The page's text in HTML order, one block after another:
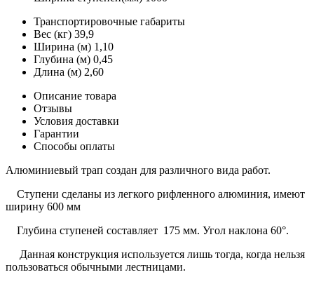
Транспортировочные габариты
Вес (кг) 39,9
Ширина (м) 1,10
Глубина (м) 0,45
Длина (м) 2,60
Описание товара
Отзывы
Условия доставки
Гарантии
Способы оплаты
Алюминиевый трап создан для различного вида работ.
Ступени сделаны из легкого рифленного алюминия, имеют
ширину 600 мм
Глубина ступеней составляет 175 мм. Угол наклона 60°.
Данная конструкция используется лишь тогда, когда нельзя
пользоваться обычными лестницами.